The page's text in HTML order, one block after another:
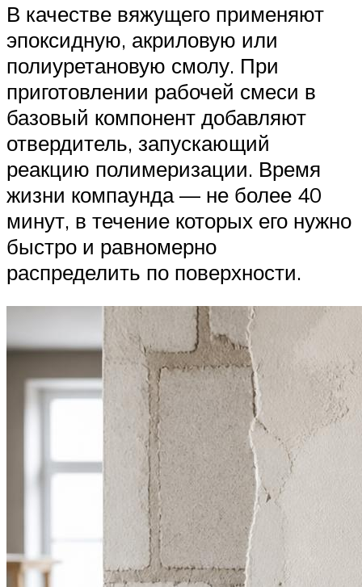
В качестве вяжущего применяют
эпоксидную, акриловую или
полиуретановую смолу. При
приготовлении рабочей смеси в
базовый компонент добавляют
отвердитель, запускающий
реакцию полимеризации. Время
жизни компаунда — не более 40
минут, в течение которых его нужно
быстро и равномерно
распределить по поверхности.